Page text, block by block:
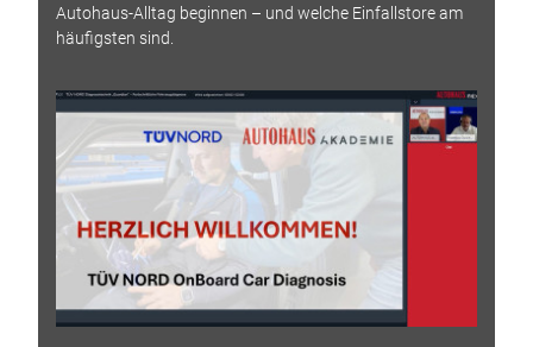
Autohaus-Alltag beginnen – und welche Einfallstore am
häufigsten sind.